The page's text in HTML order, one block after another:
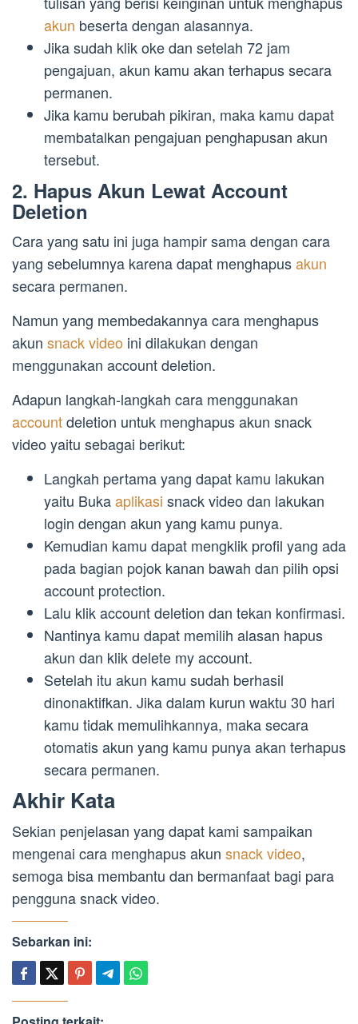
akun beserta dengan alasannya.
Jika sudah klik oke dan setelah 72 jam
pengajuan, akun kamu akan terhapus secara
permanen.
Jika kamu berubah pikiran, maka kamu dapat
membatalkan pengajuan penghapusan akun
tersebut.
2. Hapus Akun Lewat Account
Deletion
Cara yang satu ini juga hampir sama dengan cara
yang sebelumnya karena dapat menghapusakun
secara permanen.
Namun yang membedakannya cara menghapus
akun snack video ini dilakukan dengan
menggunakan account deletion.
Adapun langkah-langkah cara menggunakan
accountdeletion untuk menghapus akun snack
video yaitu sebagai berikut:
Langkah pertama yang dapat kamu lakukan
yaitu Bukaaplikasi snack video dan lakukan
login dengan akun yang kamu punya.
Kemudian kamu dapat mengklik profil yang ada
pada bagian pojok kanan bawah dan pilih opsi
account protection.
Lalu klik account deletion dan tekan konfirmasi.
Nantinya kamu dapat memilih alasan hapus
akun dan klik delete my account.
Setelah itu akun kamu sudah berhasil
dinonaktifkan. Jika dalam kurun waktu 30 hari
kamu tidak memulihkannya, maka secara
otomatis akun yang kamu punya akan terhapus
secara permanen.
Akhir Kata
Sekian penjelasan yang dapat kami sampaikan
mengenai cara menghapus akun snack video,
semoga bisa membantu dan bermanfaat bagi para
pengguna snack video.
Sebarkan ini: